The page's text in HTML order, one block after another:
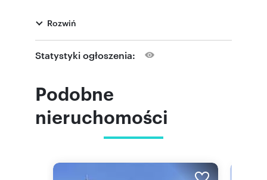
PLATINUM co sprawia, że wyznacza trendy nie
tylko na trójmiejskim, ale także na krajowym
rynku biurowym.
Dostępność: od zaraz.
opłata eksploatacyjna za m2 [netto] 23,5 PLN.
min. 60 miesięcy. Ochrona i monitoring: 24/7.
pokaż telefon , e-mail:
Rozwiń
Statystyki ogłoszenia:
Podobne
nieruchomości